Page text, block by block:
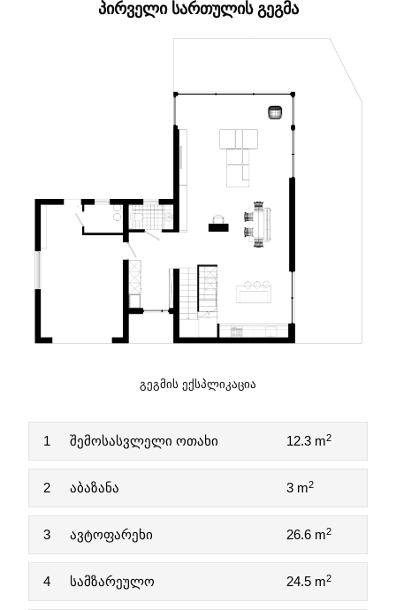
ᲞᲘᲠᲕᲔᲚᲘ ᲡᲐᲠᲗᲣᲚᲘᲡ ᲒᲔᲒᲛᲐ
ᲒᲔᲒᲛᲘᲡ ᲔᲥᲡᲞᲚᲘᲙᲐᲪᲘᲐ
1 შემოსასვლელი ოთახი 12.3 m2
2 აბაზანა 3 m2
3 ავტოფარეხი 26.6 m2
4 სამზარეულო 24.5 m2